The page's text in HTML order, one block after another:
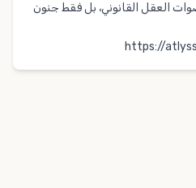
العقل القانوني، بل فقط جنون
https://